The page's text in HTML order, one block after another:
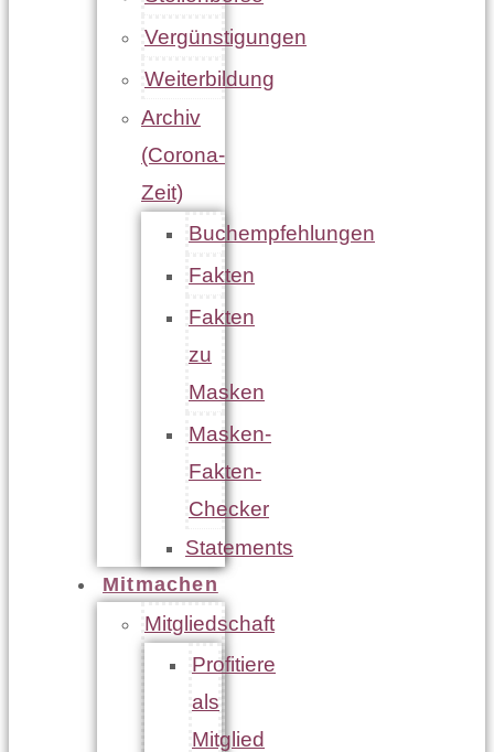
Vergünstigungen
Weiterbildung
Archiv
(Corona-
Zeit)
Buchempfehlungen
Fakten
Fakten
zu
Masken
Masken-
Fakten-
Checker
Statements
Mitmachen
Mitgliedschaft
Profitiere
als
Mitglied